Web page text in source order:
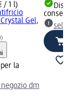
/ 1 l)
Gel,
la
dm